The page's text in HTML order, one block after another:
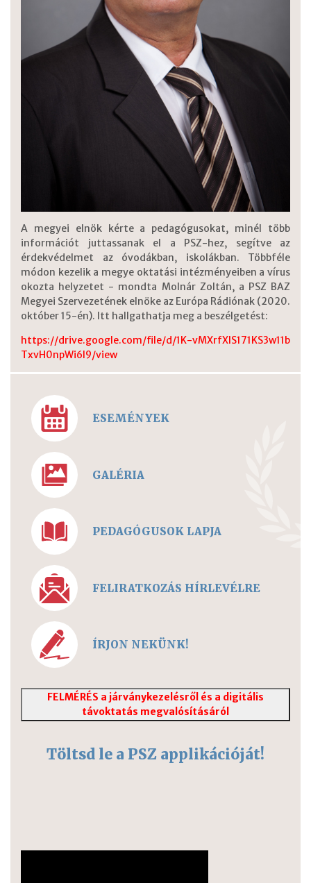
A megyei elnök kérte a pedagógusokat, minél több
információt juttassanak el a PSZ-hez, segítve az
érdekvédelmet az óvodákban, iskolákban. Többféle
módon kezelik a megye oktatási intézményeiben a vírus
okozta helyzetet - mondta Molnár Zoltán, a PSZ BAZ
Megyei Szervezetének elnöke az Európa Rádiónak (2020.
október 15-én). Itt hallgathatja meg a beszélgetést:
https://drive.google.com/file/d/1K-vMXrfXlS171KS3w11b
TxvH0npWi6I9/view
ESEMÉNYEK
GALÉRIA
PEDAGÓGUSOK LAPJA
FELIRATKOZÁS HÍRLEVÉLRE
ÍRJON NEKÜNK!
FELMÉRÉS a járványkezelésről és a digitális
távoktatás megvalósításáról
Töltsd le a PSZ applikációját!